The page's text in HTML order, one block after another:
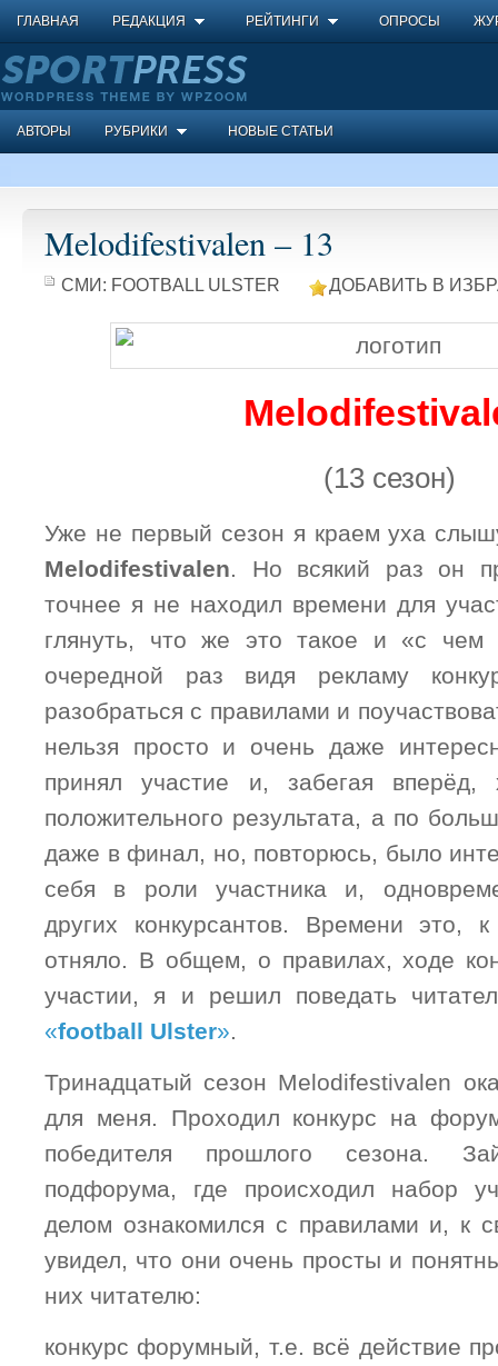
ГЛАВНАЯ РЕДАКЦИЯ РЕЙТИНГИ ОПРОСЫ
АВТОРЫ РУБРИКИ НОВЫЕ СТАТЬИ
Melodifestivalen – 13
СМИ: FOOTBALL ULSTER ДОБАВИТЬ В
(13 сезон)
Уже не первый сезон я краем уха
Melodifestivalen. Но всякий раз он
точнее я не находил времени для
глянуть, что же это такое и «с
очередной раз видя рекламу
разобраться с правилами и
нельзя просто и очень даже
принял участие и, забегая
положительного результата, а по
даже в финал, но, повторюсь, было
себя в роли участника и,
других конкурсантов. Времени это,
отняло. В общем, о правилах, ходе
участии, я и решил поведать
«football Ulster».
Тринадцатый сезон Melodifestivalen
для меня. Проходил конкурс на
победителя прошлого сезона.
подфорума, где происходил набор
делом ознакомился с правилами и, к
увидел, что они очень просты и
них читателю:
конкурс форумный, т.е. всё действие